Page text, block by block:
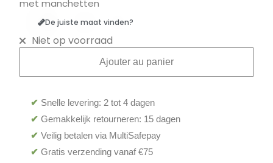
met manchetten
De juiste maat vinden?
Niet op voorraad
Ajouter au panier
✔ Snelle levering: 2 tot 4 dagen
✔ Gemakkelijk retourneren: 15 dagen
✔ Veilig betalen via MultiSafepay
✔ Gratis verzending vanaf €75